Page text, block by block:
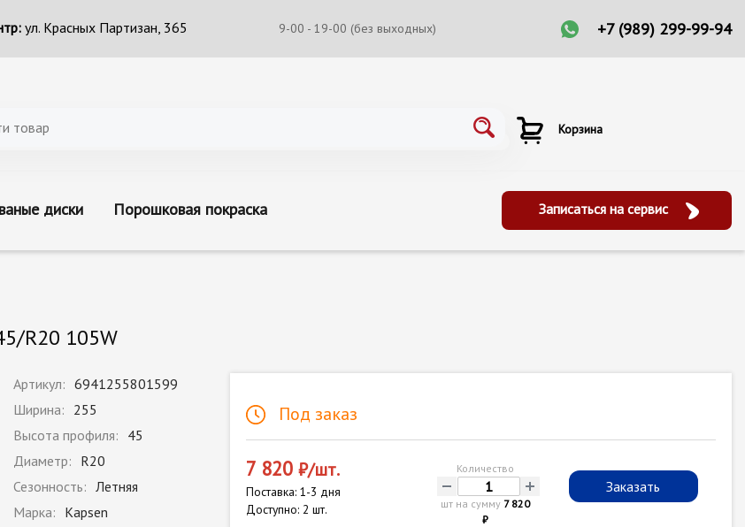
ул. Красных Партизан, 365 9-00 - 19-00 (без выходных) +7 (989) 299-99-94
Корзина
диски Порошковая покраска Записаться на сервис
R20 105W
Артикул: 6941255801599
Ширина: 255
Высота профиля: 45
Диаметр: R20
Сезонность: Летняя
Марка: Kapsen
Под заказ
7 820 ₽/шт.
Поставка: 1-3 дня
Доступно: 2 шт.
Количество
- +
шт на сумму 7 820
₽
Заказать